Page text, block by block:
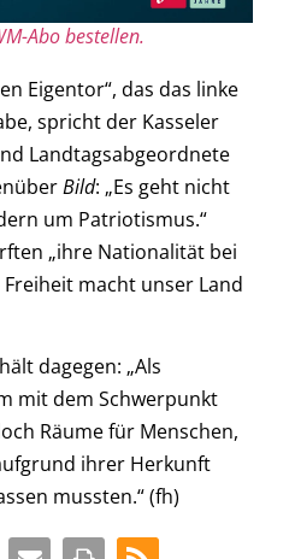
Abo bestellen.
Eigentor“, das das linke
spricht der Kasseler
Landtagsabgeordnete
Bild: „Es geht nicht
um Patriotismus.“
„ihre Nationalität bei
macht unser Land
dagegen: „Als
mit dem Schwerpunkt
Räume für Menschen,
ihrer Herkunft
mussten.“ (fh)